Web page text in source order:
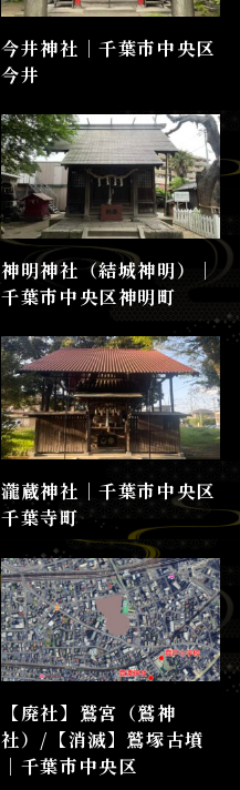
今井神社│千葉市中央区
今井
神明神社（結城神明）│
千葉市中央区神明町
瀧蔵神社│千葉市中央区
千葉寺町
【廃社】鷲宮（鷲神
社）/【消滅】鷲塚古墳
│千葉市中央区